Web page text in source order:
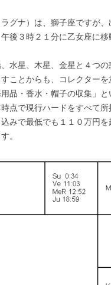
グナ）は、獅子座ですが
後３時２１分に乙女座に移
水星、木星、金星と４つ
ことからも、コレクター
品・香水・帽子の収集」
点で現行ハードをすべて
みで最低でも１１０万円
。